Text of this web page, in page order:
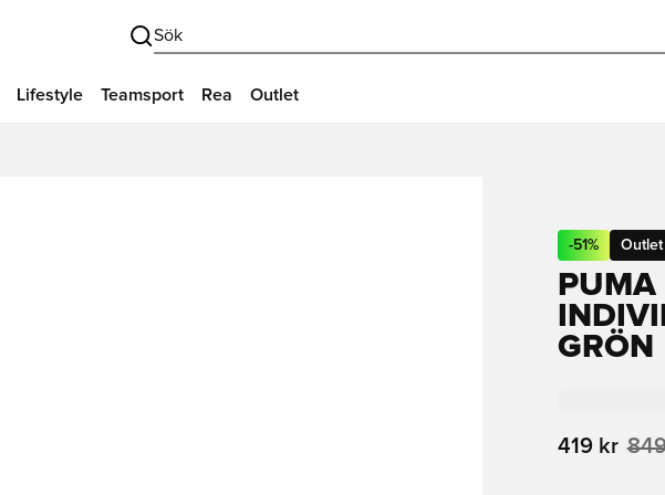
Sök
Lifestyle Teamsport Rea Outlet
-51% Outlet
GRÖN
419 kr